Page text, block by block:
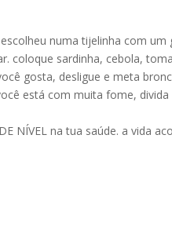
numa tijelinha com um
coloque sardinha, cebola,
gosta, desligue e meta
está com muita fome,
NÍVEL na tua saúde. a vida